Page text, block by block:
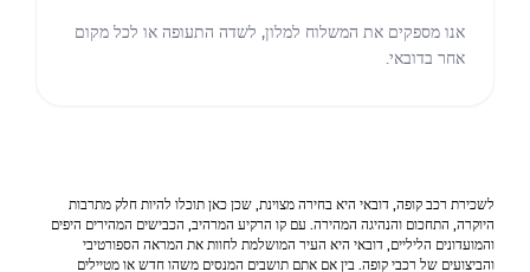
אנו מספקים את המשלוח למלון, לשדה התעופה או לכל מקום
אחר בדובאי.
לשכירת רכב קופה, דובאי היא בחירה מצוינת, שכן כאן תוכלו להיות חלק מתרבות
היוקרה, התחכום והנהיגה המהירה. עם קו הרקיע המרהיב, הכבישים המהירים היפים
והמועדונים הליליים, דובאי היא העיר המושלמת לחוות את המראה הספורטיבי
והביצועים של רכבי קופה. בין אם אתם תושבים המנסים משהו חדש או מטיילים